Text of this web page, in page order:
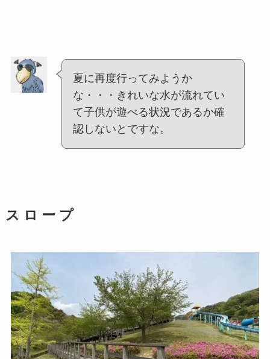
夏に再度行ってみようか
な・・・きれいな水が流れてい
て子供が遊べる状況であるか確
認しないとですな。
ス ロ ー プ